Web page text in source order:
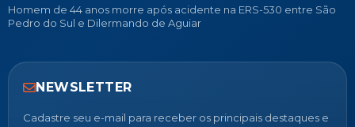
Homem de 44 anos morre após acidente na ERS-530 entre São
Pedro do Sul e Dilermando de Aguiar
NEWSLETTER
Cadastre seu e-mail para receber os principais destaques e